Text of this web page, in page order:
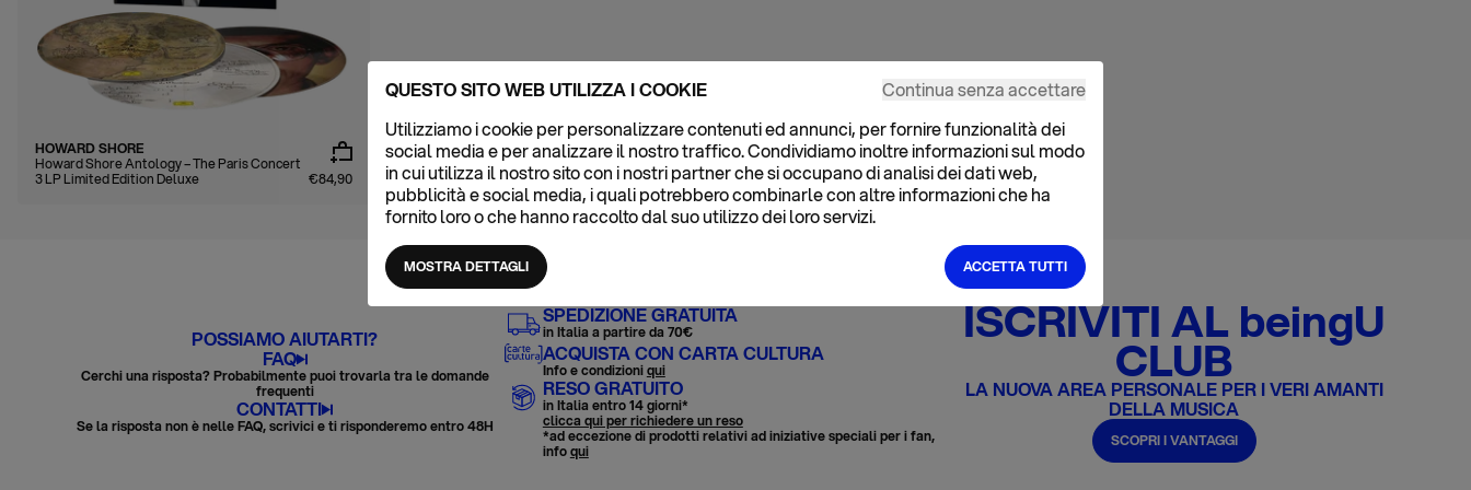
QUESTO SITO WEB UTILIZZA I COOKIE
Continua senza accettare
Utilizziamo i cookie per personalizzare contenuti ed annunci, per fornire funzionalità dei
social media e per analizzare il nostro traffico. Condividiamo inoltre informazioni sul modo
in cui utilizza il nostro sito con i nostri partner che si occupano di analisi dei dati web,
pubblicità e social media, i quali potrebbero combinarle con altre informazioni che ha
fornito loro o che hanno raccolto dal suo utilizzo dei loro servizi.
MOSTRA DETTAGLI ACCETTA TUTTI
ANNI 2000
ANNI 2010
ANNI 2020
HOWARD SHORE
Howard Shore Antology – The Paris Concert
3 LP Limited Edition Deluxe
€84,90
POSSIAMO AIUTARTI?
FAQ
Cerchi una risposta? Probabilmente puoi trovarla tra le domande
frequenti
CONTATTI
Se la risposta non è nelle FAQ, scrivici e ti risponderemo entro 48H
SPEDIZIONE GRATUITA
in Italia a partire da 70€
ACQUISTA CON CARTA CULTURA
Info e condizioniqui
RESO GRATUITO
in Italia entro 14 giorni*
clicca qui per richiedere un reso
*ad eccezione di prodotti relativi ad iniziative speciali per i fan,
infoqui
ISCRIVITI AL beingU
CLUB
LA NUOVA AREA PERSONALE PER I VERI AMANTI
DELLA MUSICA
SCOPRI I VANTAGGI